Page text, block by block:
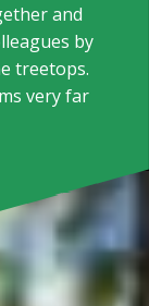
and
by
treetops.
very far